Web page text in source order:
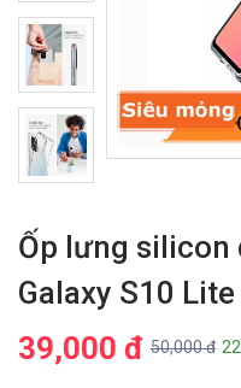
Ốp lưng silicon
Galaxy S10
39,000 đ 50,000 đ